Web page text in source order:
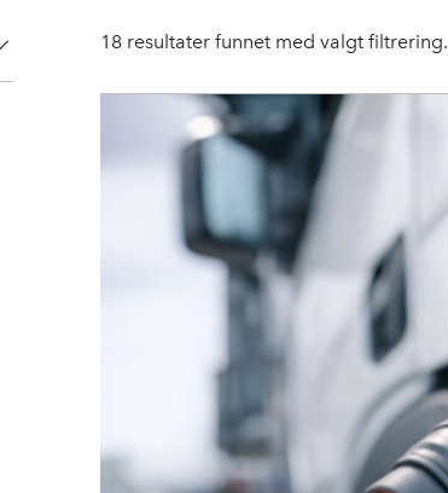
18 resultater funnet med valgt filtrering.